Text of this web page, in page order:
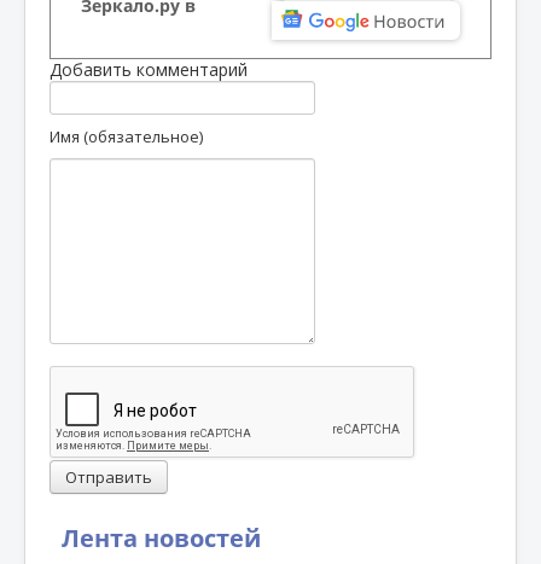
Лента новостей
Зеркало.ру в
Добавить комментарий
Имя (обязательное)
Отправить